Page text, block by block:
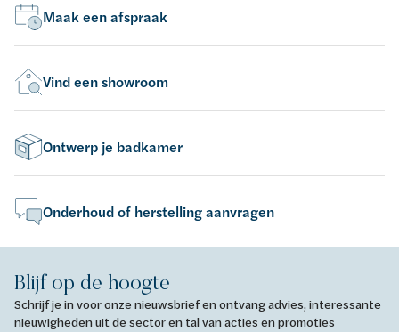
Maak een afspraak
Vind een showroom
Ontwerp je badkamer
Onderhoud of herstelling aanvragen
Blijf op de hoogte
Schrijf je in voor onze nieuwsbrief en ontvang advies, interessante
nieuwigheden uit de sector en tal van acties en promoties